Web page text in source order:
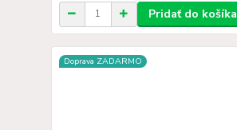
Pridať do košíka
Doprava ZADARMO